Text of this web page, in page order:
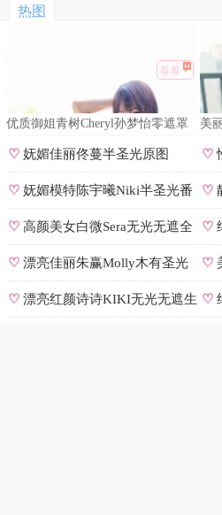
热图
看看
优质御姐青树Cheryl孙梦怡零遮罩
美
♡妩媚佳丽佟蔓半圣光原图 ♡
♡妩媚模特陈宇曦Niki半圣光番
号
♡
♡高颜美女白微Sera无光无遮全
集
♡
辑
♡漂亮佳丽朱赢Molly木有圣光
原图
♡
选
♡漂亮红颜诗诗KIKI无光无遮生 ♡